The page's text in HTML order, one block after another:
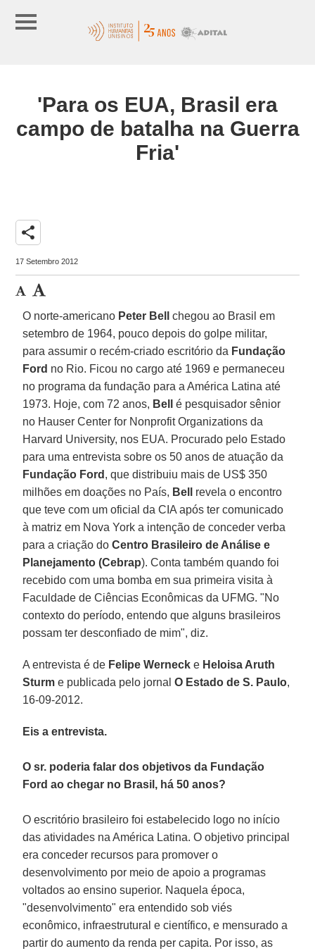
'Para os EUA, Brasil era
campo de batalha na Guerra
Fria'
share
17 Setembro 2012
O norte-americano Peter Bellchegou ao Brasil em
setembro de 1964, pouco depois do golpe militar,
para assumir o recém-criado escritório da Fundação
Ford no Rio. Ficou no cargo até 1969 e permaneceu
no programa da fundação para a América Latina até
1973. Hoje, com 72 anos, Bellé pesquisador sênior
no Hauser Center for Nonprofit Organizations da
Harvard University, nos EUA. Procurado pelo Estado
para uma entrevista sobre os 50 anos de atuação da
Fundação Ford , que distribuiu mais de US$ 350
milhões em doações no País, Bell revela o encontro
que teve com um oficial da CIA após ter comunicado
à matriz em Nova York a intenção de conceder verba
para a criação doCentro Brasileiro de Análise e
Planejamento (Cebrap). Conta também quando foi
recebido com uma bomba em sua primeira visita à
Faculdade de Ciências Econômicas da UFMG. "No
contexto do período, entendo que alguns brasileiros
possam ter desconfiado de mim", diz.
A entrevista é de Felipe Werneck e Heloisa Aruth
Sturm e publicada pelo jornalO Estado de S. Paulo,
16-09-2012.
Eis a entrevista.
O sr. poderia falar dos objetivos da Fundação
Ford ao chegar no Brasil, há 50 anos?
O escritório brasileiro foi estabelecido logo no início
das atividades na América Latina. O objetivo principal
era conceder recursos para promover o
desenvolvimento por meio de apoio a programas
voltados ao ensino superior. Naquela época,
"desenvolvimento" era entendido sob viés
econômico, infraestrutural e científico, e mensurado a
partir do aumento da renda per capita. Por isso, as